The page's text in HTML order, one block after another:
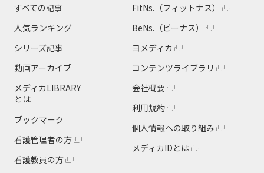
すべての記事
人気ランキング
シリーズ記事
動画アーカイブ
メディカLIBRARY
とは
ブックマーク
看護管理者の方
看護教員の方
FitNs.（フィットナス）
BeNs.（ビーナス）
ヨメディカ
コンテンツライブラリ
会社概要
利用規約
個人情報への取り組み
メディカIDとは